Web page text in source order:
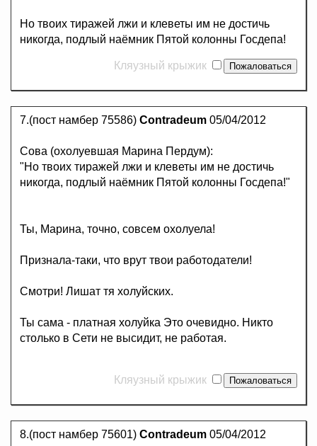
Но твоих тиражей лжи и клеветы им не достичь
никогда, подлый наёмник Пятой колонны Госдепа!
Кляузный крыжик
7.(пост намбер 75586) Contradeum 05/04/2012
Cова (охолуевшая Марина Пердум):
"Но твоих тиражей лжи и клеветы им не достичь
никогда, подлый наёмник Пятой колонны Госдепа!"
Ты, Марина, точно, совсем охолуела!
Признала-таки, что врут твои работодатели!
Смотри! Лишат тя холуйских.
Ты сама - платная холуйка Это очевидно. Никто
столько в Сети не высидит, не работая.
Кляузный крыжик
8.(пост намбер 75601) Contradeum 05/04/2012